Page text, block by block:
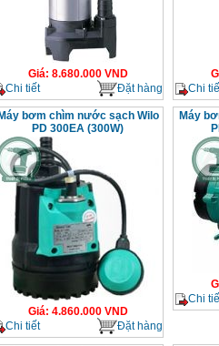
Giá: 8.680.000VND
Chi tiết
Đặt hàng
Chi
Máy bơm chìm nước sạch Wilo
PD 300EA (300W)
Giá: 4.860.000VND
Chi tiết
Đặt hàng
Máy
Chi